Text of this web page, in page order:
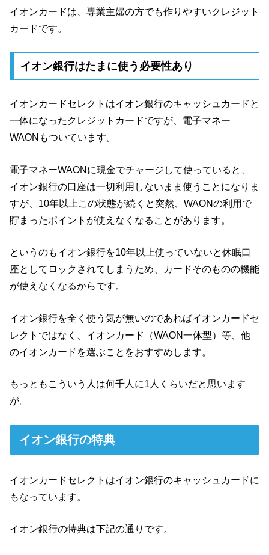
イオンカードは、専業主婦の方でも作りやすいクレジット
カードです。
イオン銀行はたまに使う必要性あり
イオンカードセレクトはイオン銀行のキャッシュカードと
一体になったクレジットカードですが、電子マネー
WAONもついています。
電子マネーWAONに現金でチャージして使っていると、
イオン銀行の口座は一切利用しないまま使うことになりま
すが、10年以上この状態が続くと突然、WAONの利用で
貯まったポイントが使えなくなることがあります。
というのもイオン銀行を10年以上使っていないと休眠口
座としてロックされてしまうため、カードそのものの機能
が使えなくなるからです。
イオン銀行を全く使う気が無いのであればイオンカードセ
レクトではなく、イオンカード（WAON一体型）等、他
のイオンカードを選ぶことをおすすめします。
もっともこういう人は何千人に1人くらいだと思います
が。
イオン銀行の特典
イオンカードセレクトはイオン銀行のキャッシュカードに
もなっています。
イオン銀行の特典は下記の通りです。